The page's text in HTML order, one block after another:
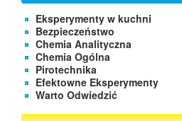
Eksperymenty w kuchni
Bezpieczeństwo
Chemia Analityczna
Chemia Ogólna
Pirotechnika
Efektowne Eksperymenty
Warto Odwiedzić